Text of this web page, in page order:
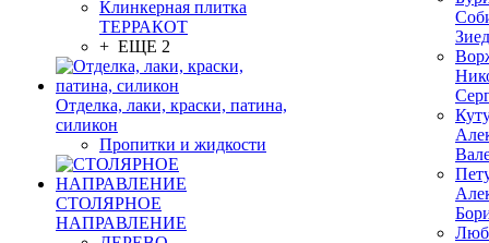
Клинкерная плитка
ТЕРРАКОТ
+ ЕЩЕ 2
Отделка, лаки, краски, патина,
силикон
Пропитки и жидкости
СТОЛЯРНОЕ
НАПРАВЛЕНИЕ